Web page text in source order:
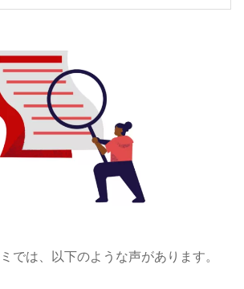
では、以下のような声があります。